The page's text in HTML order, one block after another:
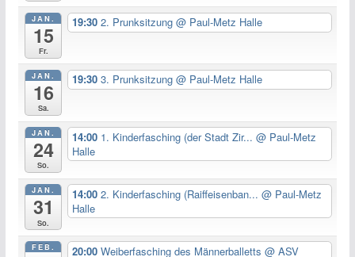
JAN.
15
Fr.
19:302. Prunksitzung@ Paul-Metz Halle
JAN.
16
Sa.
19:303. Prunksitzung@ Paul-Metz Halle
JAN.
24
So.
14:00 1. Kinderfasching (der Stadt Zir...@ Paul-Metz
Halle
JAN.
31
So.
14:002. Kinderfasching (Raiffeisenban...@ Paul-Metz
Halle
FEB. 20:00Weiberfasching des Männerballetts@ ASV